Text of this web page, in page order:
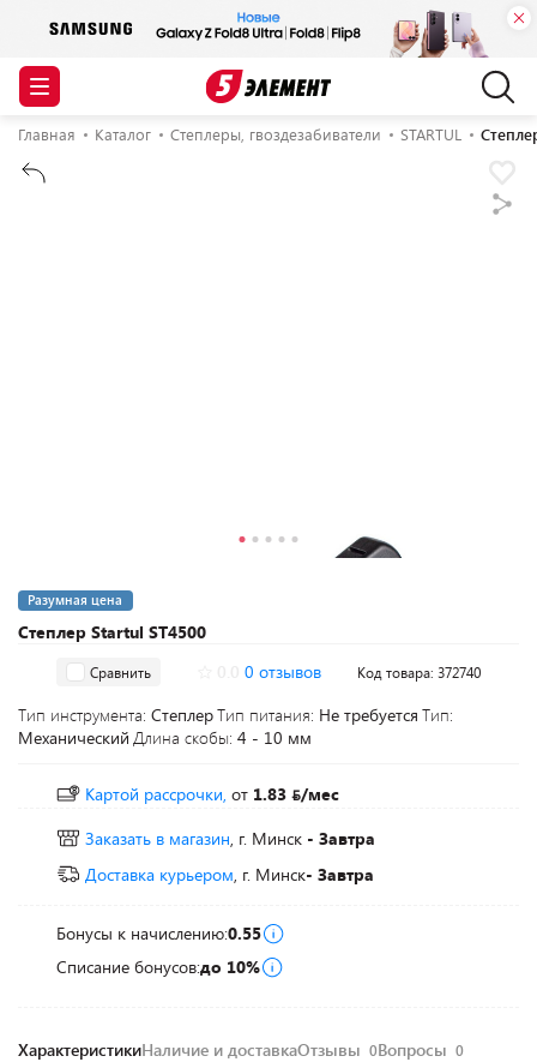
Главная Каталог Степлеры, гвоздезабиватели STARTUL
Степлер Startul ST4500
Разумная цена
Сравнить 0 отзывов Код товара: 372740
Тип инструмента: СтеплерТип питания: Не требуется Тип:
Механический Длина скобы: 4 - 10 мм
Картой рассрочки, от 1.83
/мес
Заказать в магазин, г. Минск - Завтра
Доставка курьером, г. Минск- Завтра
Бонусы к начислению:0.55
Списание бонусов:до 10%
ХарактеристикиНаличие и доставкаОтзывы 0Вопросы 0